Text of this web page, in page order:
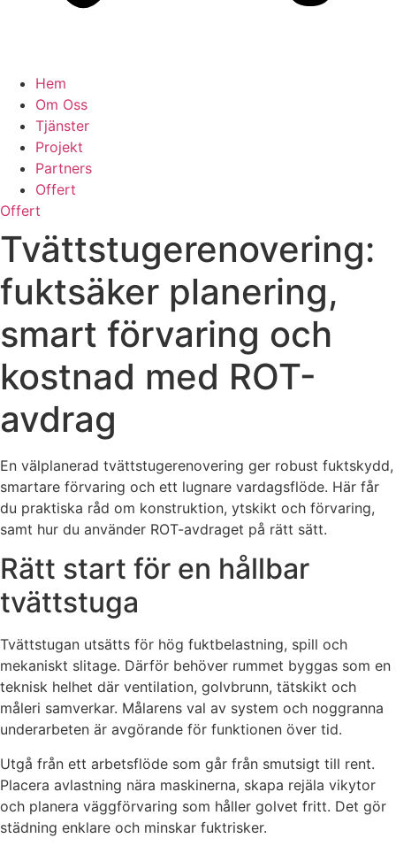
Hem
Om Oss
Tjänster
Projekt
Partners
Offert
Offert
Tvättstugerenovering:
fuktsäker planering,
smart förvaring och
kostnad med ROT-
avdrag
En välplanerad tvättstugerenovering ger robust fuktskydd,
smartare förvaring och ett lugnare vardagsflöde. Här får
du praktiska råd om konstruktion, ytskikt och förvaring,
samt hur du använder ROT-avdraget på rätt sätt.
Rätt start för en hållbar
tvättstuga
Tvättstugan utsätts för hög fuktbelastning, spill och
mekaniskt slitage. Därför behöver rummet byggas som en
teknisk helhet där ventilation, golvbrunn, tätskikt och
måleri samverkar. Målarens val av system och noggranna
underarbeten är avgörande för funktionen över tid.
Utgå från ett arbetsflöde som går från smutsigt till rent.
Placera avlastning nära maskinerna, skapa rejäla vikytor
och planera väggförvaring som håller golvet fritt. Det gör
städning enklare och minskar fuktrisker.